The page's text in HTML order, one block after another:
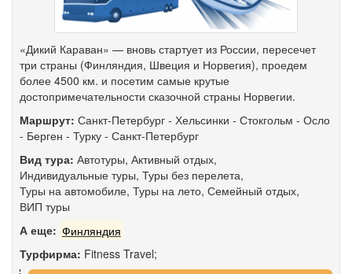
«Дикий Караван» — вновь стартует из России, пересечет
три страны (Финляндия, Швеция и Норвегия), проедем
более 4500 км. и посетим самые крутые
достопримечательности сказочной страны Норвегии.
Маршрут: Санкт-Петербург - Хельсинки - Стокгольм - Осло
- Берген - Турку - Санкт-Петербург
Вид тура: Автотуры, Активный отдых,
Индивидуальные туры, Туры без перелета,
Туры на автомобиле, Туры на лето, Семейный отдых,
ВИП туры
А еще: Финляндия
Турфирма: Fitness Travel;